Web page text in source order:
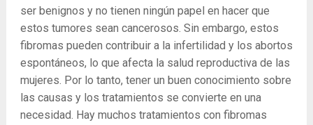
ser benignos y no tienen ningún papel en hacer que
estos tumores sean cancerosos. Sin embargo, estos
fibromas pueden contribuir a la infertilidad y los abortos
espontáneos, lo que afecta la salud reproductiva de las
mujeres. Por lo tanto, tener un buen conocimiento sobre
las causas y los tratamientos se convierte en una
necesidad. Hay muchos tratamientos con fibromas